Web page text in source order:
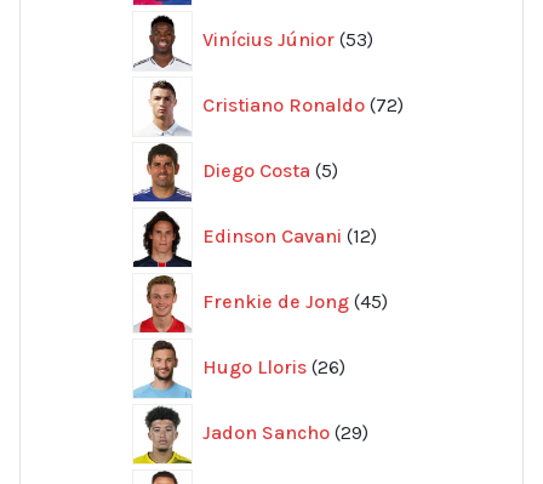
Vinícius Júnior 53
produkter
Cristiano Ronaldo 72
produkter
Diego Costa 5
produkter
Edinson Cavani 12
produkter
Frenkie de Jong 45
produkter
Hugo Lloris 26
produkter
Jadon Sancho 29
produkter